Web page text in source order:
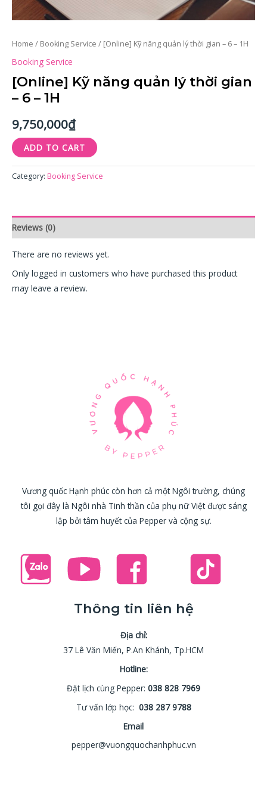
Home / Booking Service / [Online] Kỹ năng quản lý thời gian – 6 – 1H
Booking Service
[Online] Kỹ năng quản lý thời gian
– 6 – 1H
9,750,000₫
ADD TO CART
Category: Booking Service
Reviews (0)
There are no reviews yet.
Only logged in customers who have purchased this product
may leave a review.
Vương quốc Hạnh phúc còn hơn cả một Ngôi trường, chúng
tôi gọi đây là Ngôi nhà Tinh thần của phụ nữ Việt được sáng
lập bởi tâm huyết của Pepper và cộng sự.
Thông tin liên hệ
Địa chỉ:
37 Lê Văn Miến, P.An Khánh, Tp.HCM
Hotline:
Đặt lịch cùng Pepper: 038 828 7969
Tư vấn lớp học: 038 287 9788
Email
pepper@vuongquochanhphuc.vn